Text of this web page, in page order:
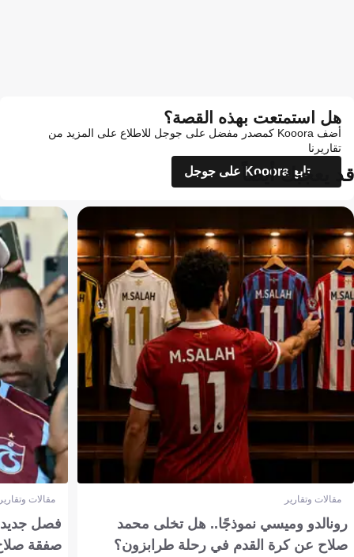
هل استمتعت بهذه القصة؟
أضف Kooora كمصدر مفضل على جوجل للاطلاع على المزيد من
تقاريرنا
تابع Kooora على جوجل
قد يعجبك أيضاً
مقالات وتقارير
رونالدو وميسي نموذجًا.. هل تخلى محمد
صلاح عن كرة القدم في رحلة طرابزون؟
مقالات
فصل جديد
صفقة